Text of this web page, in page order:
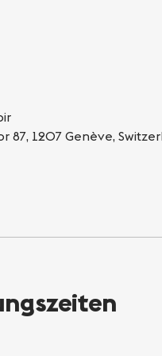
87, 1207 Genève,